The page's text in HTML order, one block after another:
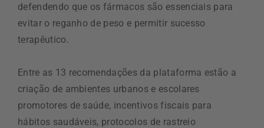
defendendo que os fármacos são essenciais para
evitar o reganho de peso e permitir sucesso
terapêutico.
Entre as 13 recomendações da plataforma estão a
criação de ambientes urbanos e escolares
promotores de saúde, incentivos fiscais para
hábitos saudáveis, protocolos de rastreio